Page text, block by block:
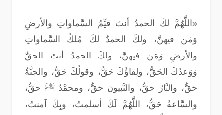
«اللَّهُمَّ لكَ الحمدُ أنتَ قيِّمُ السَّماواتِ والأرضِ
وَمَن فيهنَّ، ولكَ الحمدُ لكَ مُلكُ السَّماواتِ
والأرضِ وَمَن فيهنَّ، ولكَ الحمدُ أنتَ الحقَُّ
وَوَعدُكَ الحَقُّ، ولِقاؤُكَ حَقُّ، وقولُكَ حَقُّ، والجنَّةُ
حَقُّ، والنَّارُ حَقُّ، والنَّبيونَ حَقُّ، ومحمَّدٌ ﷺ حَقُّ،
والسَّاعةُ حَقُّ، اللَّهُمَّ لَكَ أسلمتُ، وبِكَ آمنتُ،